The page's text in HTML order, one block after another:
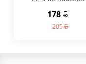
178
205